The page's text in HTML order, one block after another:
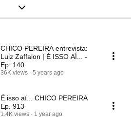
CHICO PEREIRA entrevista:
Luiz Zaffalon | É ISSO AÍ... -
Ep. 140
36K views 5 years ago
É isso aí... CHICO PEREIRA
Ep. 913
1.4K views 1 year ago